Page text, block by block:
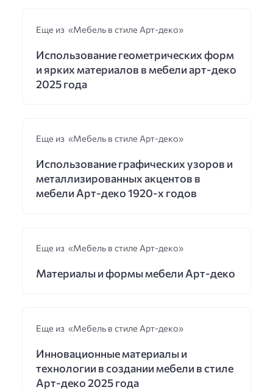
Еще из «Мебель в стиле Арт-деко»
Использование геометрических форм
и ярких материалов в мебели арт-деко
2025 года
Еще из «Мебель в стиле Арт-деко»
Использование графических узоров и
металлизированных акцентов в
мебели Арт-деко 1920-х годов
Еще из «Мебель в стиле Арт-деко»
Материалы и формы мебели Арт-деко
Еще из «Мебель в стиле Арт-деко»
Инновационные материалы и
технологии в создании мебели в стиле
Арт-деко 2025 года